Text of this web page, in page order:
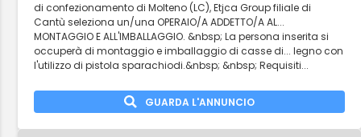
di confezionamento di Molteno (LC), Etjca Group filiale di
Cantù seleziona un/una OPERAIO/A ADDETTO/A AL...
MONTAGGIO E ALL'IMBALLAGGIO. &nbsp; La persona inserita si
occuperà di montaggio e imballaggio di casse di... legno con
l'utilizzo di pistola sparachiodi.&nbsp; &nbsp; Requisiti...
GUARDA L'ANNUNCIO